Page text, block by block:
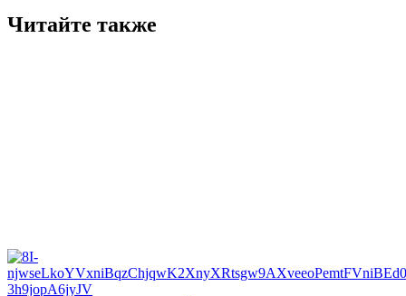
Читайте также